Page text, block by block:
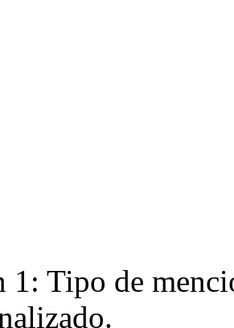
1: Tipo de